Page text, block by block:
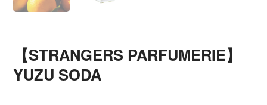
【STRANGERS PARFUMERIE】
YUZU SODA